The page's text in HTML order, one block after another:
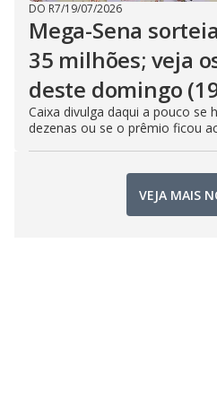
DO R7/19/07/2026
Mega-Sena
35 milhões; veja
deste domingo
Caixa divulga daqui a pouco se
dezenas ou se o prêmio ficou
VEJA MAIS